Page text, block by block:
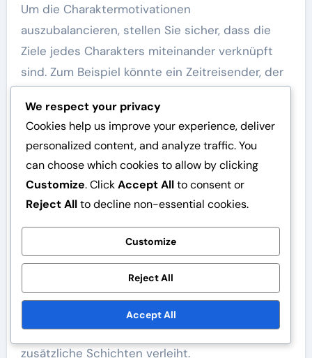
Um die Charaktermotivationen
auszubalancieren, stellen Sie sicher, dass die
Ziele jedes Charakters miteinander verknüpft
sind. Zum Beispiel könnte ein Zeitreisender, der
einem Steampunk-Erfinder in Konflikt geraten,
der an der Bewahrung der Zeitlinie glaubt. Diese
Dynamik kann zu reicher Charakterentwicklung
und fesselnden Interaktionen führen.
Darüber hinaus sollten Sie berücksichtigen, wie
die Hintergründe der Charaktere ihre
Motivationen beeinflussen. Ein Charakter, der in
einer strengen Steampunk-Gesellschaft
aufgewachsen ist, könnte andere Ansichten zur
Zeitreise haben als jemand aus einem
progressiveren Umfeld, was ihren Konflikten
zusätzliche Schichten verleiht.
We respect your privacy
Cookies help us improve your experience, deliver
personalized content, and analyze traffic. You
can choose which cookies to allow by clicking
Customize. ClickAccept Allto consent or
Reject Allto decline non-essential cookies.
Customize
Reject All
Accept All